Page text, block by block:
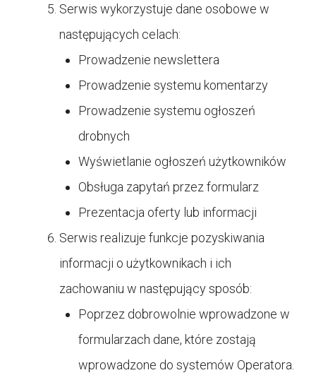
Serwis wykorzystuje dane osobowe w
następujących celach:
Prowadzenie newslettera
Prowadzenie systemu komentarzy
Prowadzenie systemu ogłoszeń
drobnych
Wyświetlanie ogłoszeń użytkowników
Obsługa zapytań przez formularz
Prezentacja oferty lub informacji
Serwis realizuje funkcje pozyskiwania
informacji o użytkownikach i ich
zachowaniu w następujący sposób:
Poprzez dobrowolnie wprowadzone w
formularzach dane, które zostają
wprowadzone do systemów Operatora.